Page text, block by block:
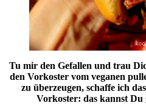
Tu mir den Gefallen und trau
den Vorkoster vom veganen
zu überzeugen, schaffe ich
Vorkoster: das kannst Du